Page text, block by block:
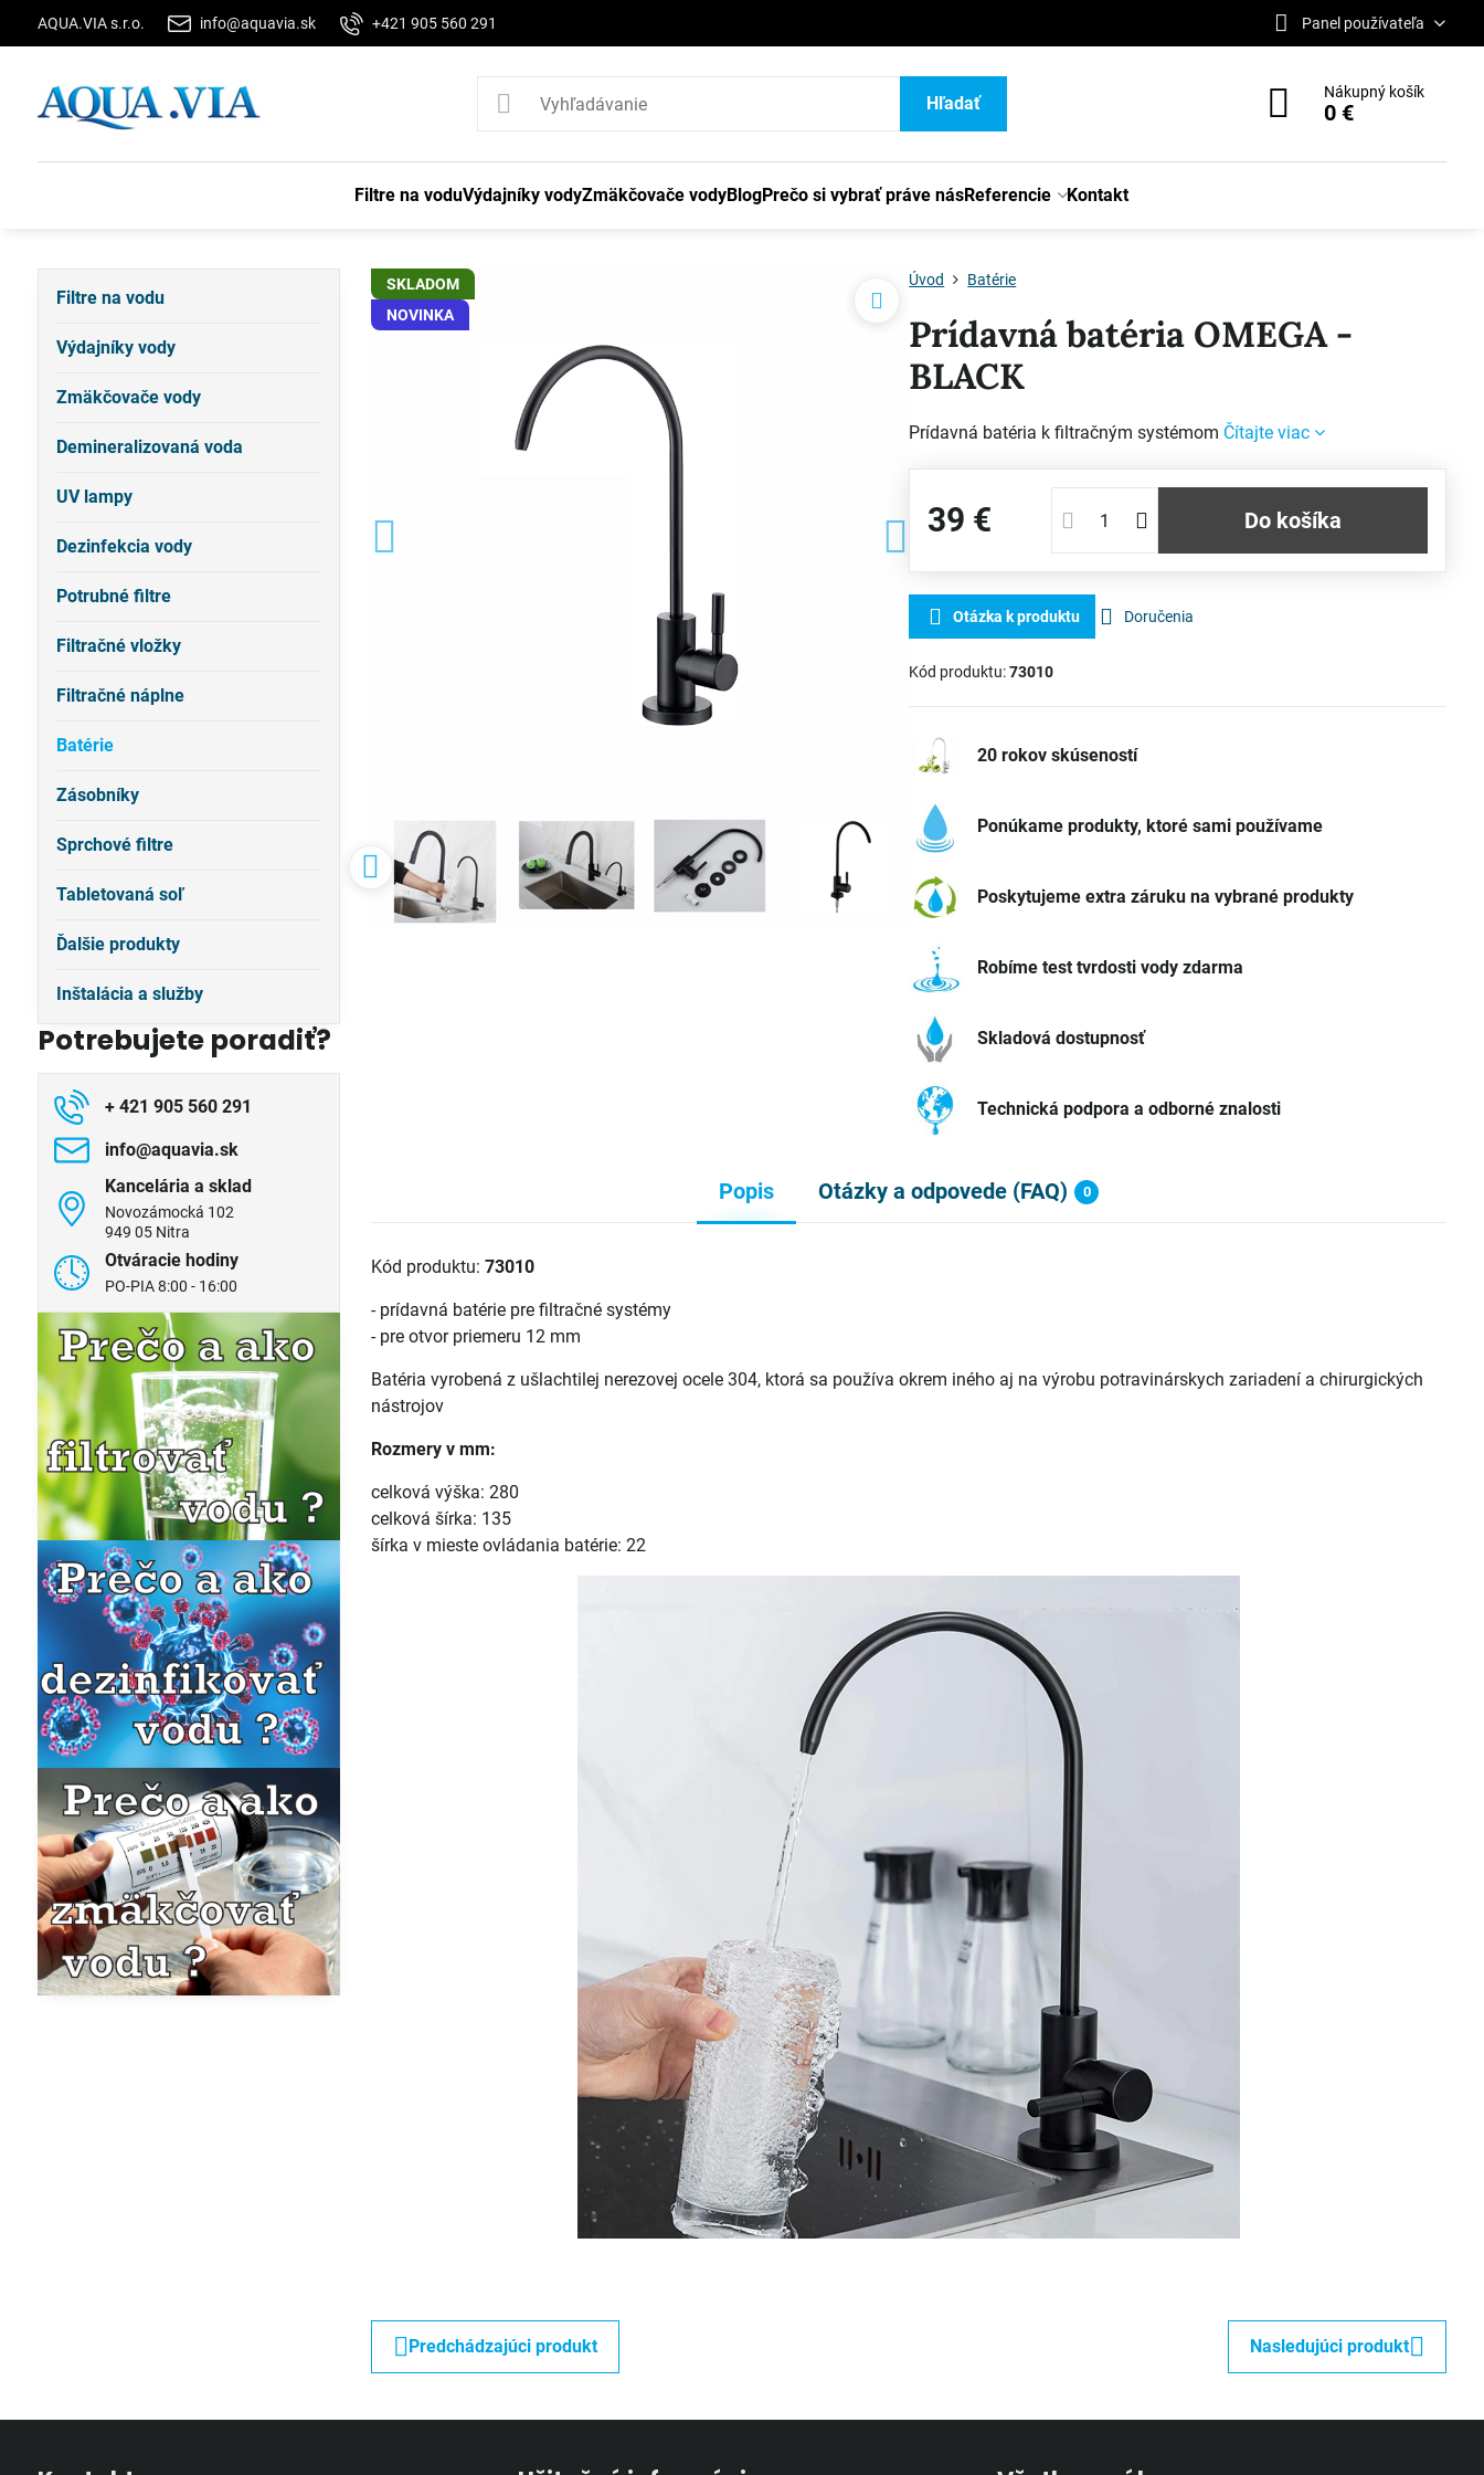
AQUA.VIA s.r.o. info@aquavia.sk +421 905 560 291 Panel používateľa
Hľadať
Nákupný košík
0 €
Filtre na voduVýdajníky vodyZmäkčovače vodyBlogPrečo si vybrať práve násReferencie Kontakt
SKLADOM
NOVINKA
Úvod Batérie
Prídavná batéria OMEGA -
BLACK
Prídavná batéria k filtračným systémom Čítajte viac
39 € Do košíka
Otázka k produktu Doručenia
Kód produktu:73010
20 rokov skúseností
Ponúkame produkty, ktoré sami používame
Poskytujeme extra záruku na vybrané produkty
Robíme test tvrdosti vody zdarma
Skladová dostupnosť
Technická podpora a odborné znalosti
Popis Otázky a odpovede (FAQ) 0
Kód produktu:73010
- prídavná batérie pre filtračné systémy
- pre otvor priemeru 12 mm
Batéria vyrobená z ušlachtilej nerezovej ocele 304, ktorá sa používa okrem iného aj na výrobu potravinárskych zariadení a chirurgických
nástrojov
Rozmery v mm:
celková výška: 280
celková šírka: 135
šírka v mieste ovládania batérie: 22
Predchádzajúci produkt Nasledujúci produkt
Filtre na vodu
Výdajníky vody
Zmäkčovače vody
Demineralizovaná voda
UV lampy
Dezinfekcia vody
Potrubné filtre
Filtračné vložky
Filtračné náplne
Batérie
Zásobníky
Sprchové filtre
Tabletovaná soľ
Ďalšie produkty
Inštalácia a služby
Potrebujete poradiť?
+ 421 905 560 291
info​@aquavia​.sk
Kancelária a sklad
Novozámocká 102
949 05 Nitra
Otváracie hodiny
PO-PIA 8:00 - 16:00